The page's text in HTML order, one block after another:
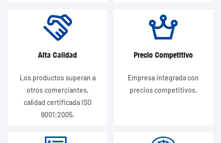
Alta Calidad
Los productos superan a
otros comerciantes,
calidad certificada ISO
9001:2005.
Precio Competitivo
Empresa integrada con
precios competitivos.